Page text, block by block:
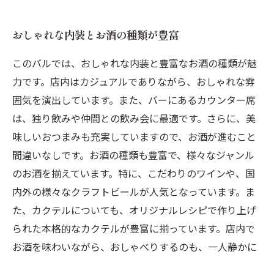
おしゃれな内装とお酒の種類が豊富
このバルでは、おしゃれな内装と豊富なお酒の種類が魅
力です。店内はカジュアルでありながら、おしゃれな雰
囲気を演出しています。また、バーにあるカウンター席
は、独り飲みや仲間との飲み会に最適です。さらに、美
味しいおつまみも充実していますので、お酒が進むこと
間違いなしです。お酒の種類も豊富で、様々なジャンル
のお酒を揃えています。特に、こだわりのワインや、国
内外の様々なクラフトビールが人気となっています。ま
た、カクテルについても、オリジナルレシピで作り上げ
られた本格的なカクテルが豊富に揃っています。店内で
お酒を味わいながら、おしゃべりするのも、一人静かに